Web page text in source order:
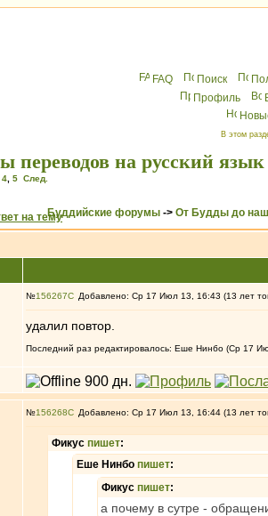
FAQ Поиск
Профиль
В этом
переводов на русский
4 5 След.
Буддийские форумы -> От Будды до
№156267 Добавлено: Ср 17 Июл 13, 16:43 (13 лет
удалил повтор.
Последний раз редактировалось: Еше Нинбо (Ср 17
№156268 Добавлено: Ср 17 Июл 13, 16:44 (13 лет
Фикус пишет:
Еше Нинбо пишет:
Фикус пишет:
а почему в сутре -